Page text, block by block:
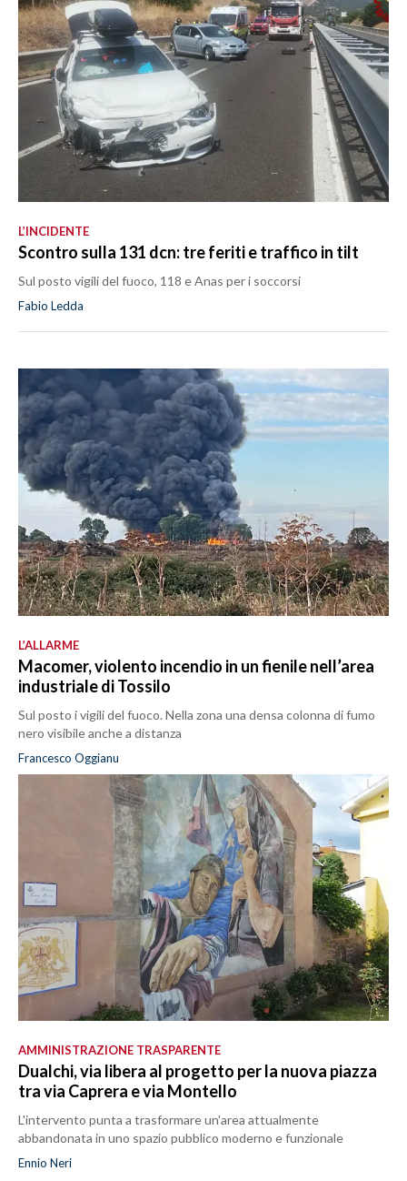
L’INCIDENTE
Scontro sulla 131 dcn: tre feriti e traffico in tilt
Sul posto vigili del fuoco, 118 e Anas per i soccorsi
Fabio Ledda
L’ALLARME
Macomer, violento incendio in un fienile nell’area
industriale di Tossilo
Sul posto i vigili del fuoco. Nella zona una densa colonna di fumo
nero visibile anche a distanza
Francesco Oggianu
AMMINISTRAZIONE TRASPARENTE
Dualchi, via libera al progetto per la nuova piazza
tra via Caprera e via Montello
L'intervento punta a trasformare un'area attualmente
abbandonata in uno spazio pubblico moderno e funzionale
Ennio Neri